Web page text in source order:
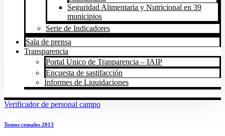
Seguridad Alimentaria y Nutricional en 39
municipios
Serie de Indicadores
Sala de prensa
Transparencia
Portal Único de Tranparencia – IAIP
Encuesta de sastifacción
Informes de Liquidaciones
Verificador de personal campo
Tomos censales 2013